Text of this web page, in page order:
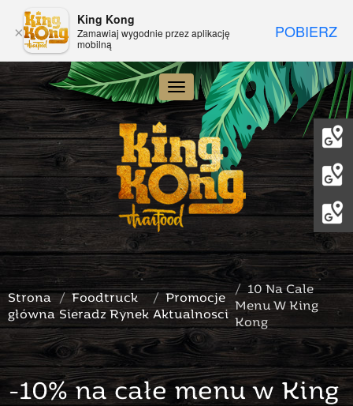
×
King Kong
Zamawiaj wygodnie przez aplikację
mobilną
POBIERZ
Toggle navigation
Strona
główna
Foodtruck
Sieradz Rynek
Promocje
Aktualnosci
10 Na Cale
Menu W King
Kong
-10% na całe menu w King